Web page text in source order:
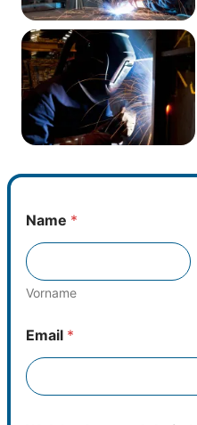
Name *
Vorname
Email *